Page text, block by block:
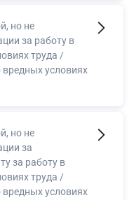
но не
за работу в
труда /
условиях
но не
за
за работу в
труда /
условиях